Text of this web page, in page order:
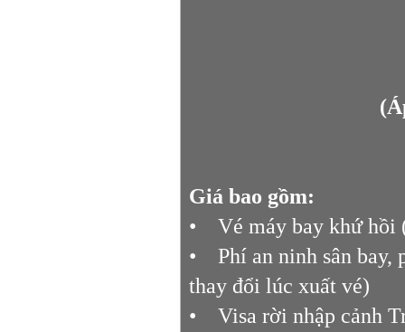
Giá bao gồm:
• Vé máy bay khứ hồi
• Phí an ninh sân bay,
thay đổi lúc xuất vé)
• Visa rời nhập cảnh